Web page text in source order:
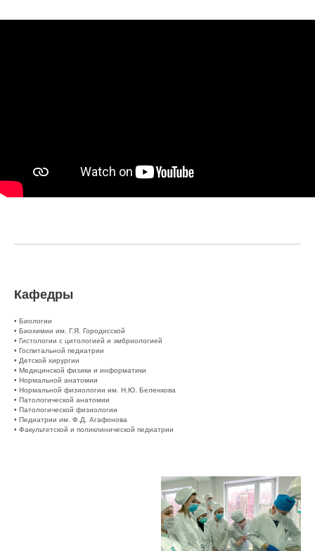
Кафедры
• Биологии
• Биохимии им. Г.Я. Городисской
• Гистологии с цитологией и эмбриологией
• Госпитальной педиатрии
• Детской хирургии
• Медицинской физики и информатики
• Нормальной анатомии
• Нормальной физиологии им. Н.Ю. Беленкова
• Патологической анатомии
• Патологической физиологии
• Педиатрии им. Ф.Д. Агафонова
• Факультетской и поликлинической педиатрии